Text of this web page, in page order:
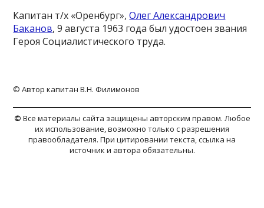
Капитан т/х «Оренбург»,Олег Александрович
Баканов, 9 августа 1963 года был удостоен звания
Героя Социалистического труда.
© Автор капитан В.Н. Филимонов
© Все материалы сайта защищены авторским правом. Любое
их использование, возможно только с разрешения
правообладателя. При цитировании текста, ссылка на
источник и автора обязательны.